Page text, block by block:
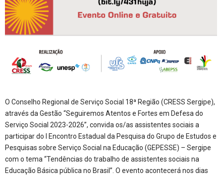
O Conselho Regional de Serviço Social 18ª Região (CRESS Sergipe),
através da Gestão “Seguiremos Atentos e Fortes em Defesa do
Serviço Social 2023-2026”, convida os/as assistentes sociais a
participar do I Encontro Estadual da Pesquisa do Grupo de Estudos e
Pesquisas sobre Serviço Social na Educação (GEPESSE) – Sergipe
com o tema “Tendências do trabalho de assistentes sociais na
Educação Básica pública no Brasil”. O evento acontecerá nos dias